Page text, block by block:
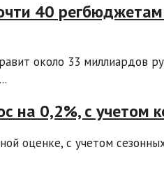
40
около 33 миллиардов
на 0,2%, с учетом
оценке, с учетом